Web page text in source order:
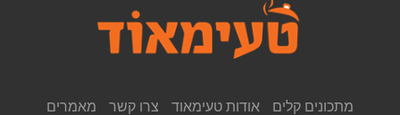
מתכונים קלים אודות טעימאוד צרו קשר
מאמרים